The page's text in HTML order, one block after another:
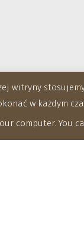
witryny
w każdym
computer. You